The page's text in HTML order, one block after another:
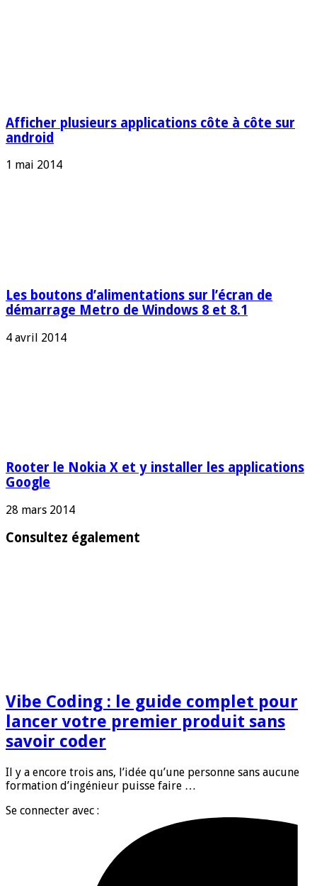
Afficher plusieurs applications côte à côte sur
android
1 mai 2014
Les boutons d’alimentations sur l’écran de
démarrage Metro de Windows 8 et 8.1
4 avril 2014
Rooter le Nokia X et y installer les applications
Google
28 mars 2014
Consultez également
Vibe Coding : le guide complet pour
lancer votre premier produit sans
savoir coder
Il y a encore trois ans, l’idée qu’une personne sans aucune
formation d’ingénieur puisse faire …
Se connecter avec :